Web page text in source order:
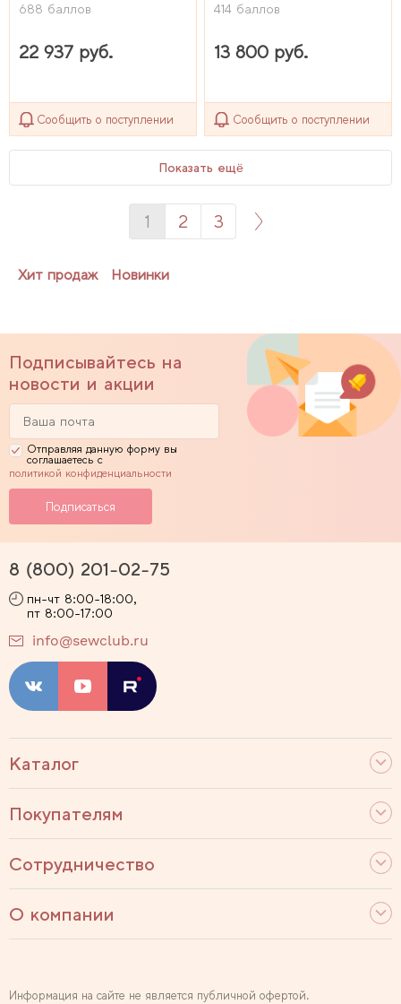
688 баллов
22 937 руб.
Сообщить о поступлении
414 баллов
13 800 руб.
Сообщить о поступлении
Показать ещё
1 2 3
Хит продаж Новинки
Подписывайтесь на
новости и акции
Отправляя данную форму вы
соглашаетесь с
политикой конфиденциальности
Каталог
Покупателям
Сотрудничество
О компании
8 (800) 201-02-75
пн-чт 8:00-18:00,
пт 8:00-17:00
info@sewclub.ru
Информация на сайте не является публичной офертой.